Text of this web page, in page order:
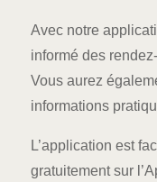
Avec notre
informé des
Vous aurez
informations
L’application est
gratuitement sur